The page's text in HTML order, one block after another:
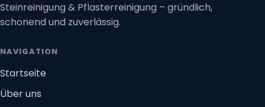
Steinreinigung & Pflasterreinigung – gründlich,
schonend und zuverlässig.
NAVIGATION
Startseite
Über uns